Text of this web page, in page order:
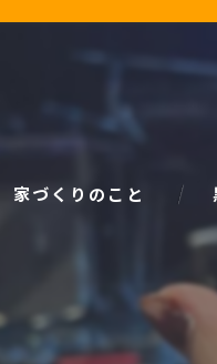
家づくりのこと
家づくりで大事な「お金の話」